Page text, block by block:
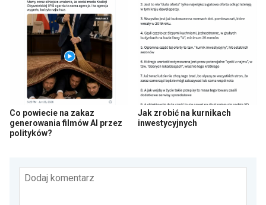
Co powiecie na zakaz
generowania filmów AI przez
polityków?
Jak zrobić na kurnikach
inwestycyjnych
Dodaj komentarz